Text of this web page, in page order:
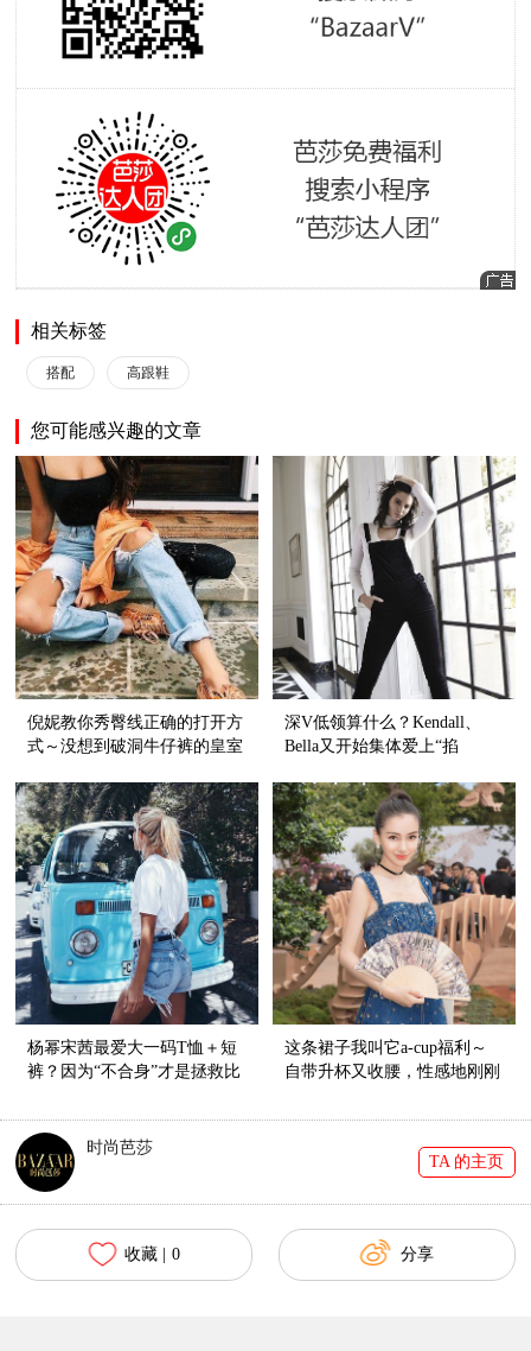
相关标签
搭配 高跟鞋
您可能感兴趣的文章
倪妮教你秀臀线正确的打开方
式～没想到破洞牛仔裤的皇室
深V低领算什么？Kendall、
Bella又开始集体爱上“掐
杨幂宋茜最爱大一码T恤＋短
裤？因为“不合身”才是拯救比
这条裙子我叫它a-cup福利～
自带升杯又收腰，性感地刚刚
时尚芭莎
TA 的主页
收藏 | 0 分享